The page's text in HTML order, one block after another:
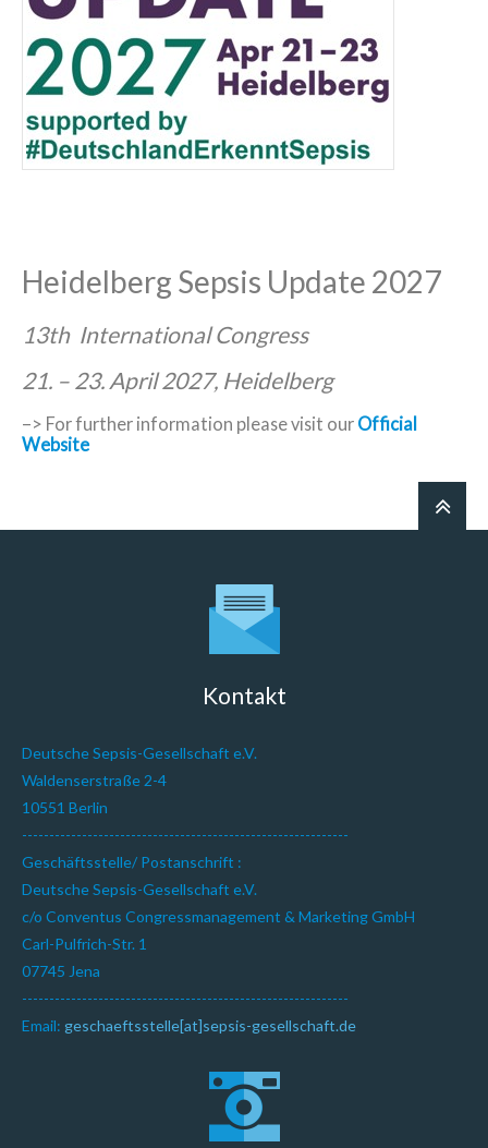
Heidelberg Sepsis Update 2027
13th International Congress
21. – 23. April 2027, Heidelberg
–> For further information please visit our Official
Website
Kontakt
Deutsche Sepsis-Gesellschaft e.V.
Waldenserstraße 2-4
10551 Berlin
------------------------------------------------------------
Geschäftsstelle/ Postanschrift :
Deutsche Sepsis-Gesellschaft e.V.
c/o Conventus Congressmanagement & Marketing GmbH
Carl-Pulfrich-Str. 1
07745 Jena
------------------------------------------------------------
Email: geschaeftsstelle[at]sepsis-gesellschaft.de